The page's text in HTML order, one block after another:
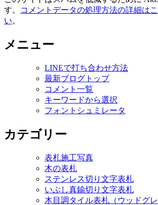
す。
コメントデータの処理方法の詳細は
い。
メニュー
LINEで打ち合わせ方法
最新ブログトップ
コメント一覧
キーワードから選択
フォントシュミレータ
カテゴリー
表札施工写真
木の表札
ステンレス切り文字表札
いぶし真鍮切り文字表札
木目調タイル表札（ウッドグレ